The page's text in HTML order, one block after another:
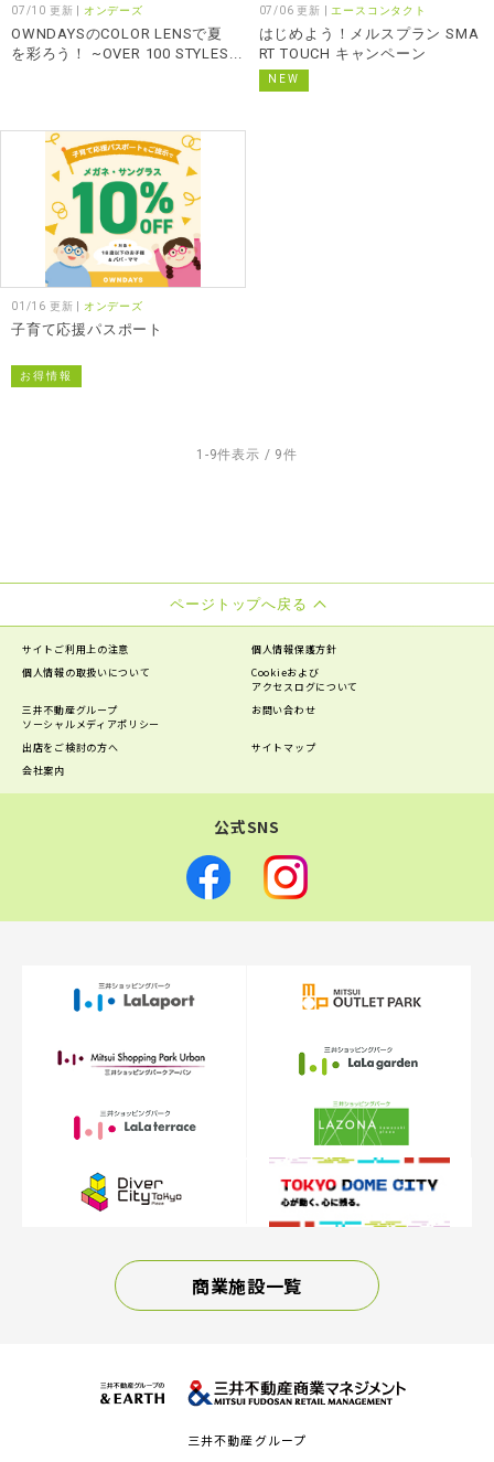
07/10 更新 | オンデーズ
OWNDAYSのCOLOR LENSで夏
を彩ろう！ ~OVER 100 STYLES
07/06 更新 | エースコンタクト
はじめよう！メルスプラン SMA
RT TOUCH キャンペーン
NEW
01/16 更新 | オンデーズ
子育て応援パスポート
お得情報
1-9件表示 / 9件
ページトップへ戻る
サイトご利用上の注意
個人情報保護方針
個人情報の取扱いについて
Cookieおよび
アクセスログについて
三井不動産グループ
ソーシャルメディアポリシー
お問い合わせ
出店をご検討の方へ
サイトマップ
会社案内
公式SNS
商業施設一覧
三井不動産グループ